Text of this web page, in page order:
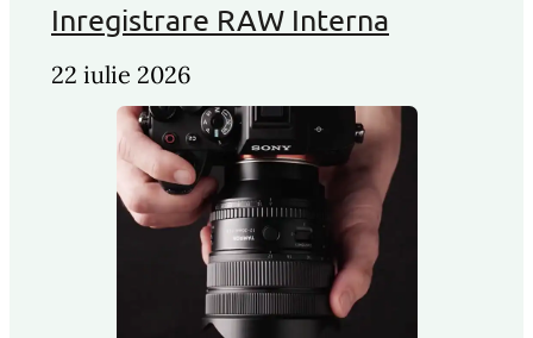
Inregistrare RAW Interna
22 iulie 2026